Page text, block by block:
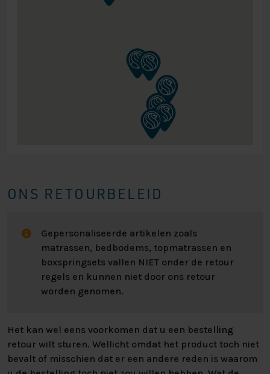
ONS RETOURBELEID
Gepersonaliseerde artikelen zoals
matrassen, bedbodems, topmatrassen en
boxspringsets vallen NIET onder de retour
regels en kunnen niet door ons retour
worden genomen.
Het kan wel eens voorkomen dat u een bestelling
retour wilt sturen. Wellicht omdat het product toch niet
bevalt of misschien dat er een andere reden is waarom